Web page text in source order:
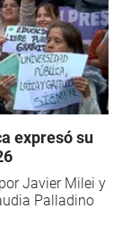
expresó su
Javier Milei y
Palladino